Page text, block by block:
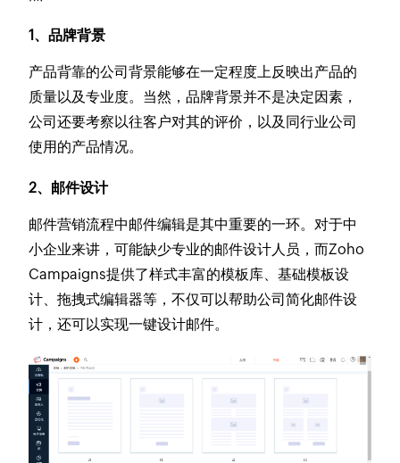
1、品牌背景
产品背靠的公司背景能够在一定程度上反映出产品的
质量以及专业度。当然，品牌背景并不是决定因素，
公司还要考察以往客户对其的评价，以及同行业公司
使用的产品情况。
2、邮件设计
邮件营销流程中邮件编辑是其中重要的一环。对于中
小企业来讲，可能缺少专业的邮件设计人员，而Zoho
Campaigns提供了样式丰富的模板库、基础模板设
计、拖拽式编辑器等，不仅可以帮助公司简化邮件设
计，还可以实现一键设计邮件。